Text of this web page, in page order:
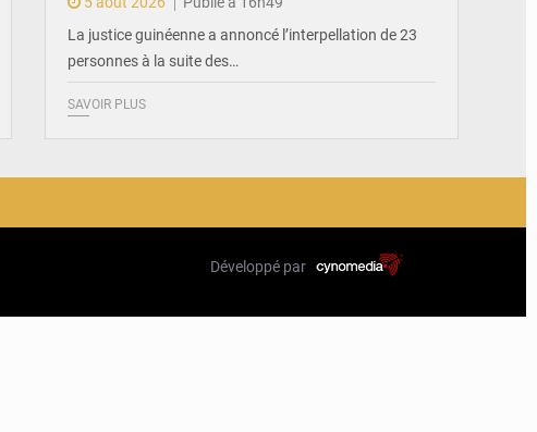
La justice guinéenne a annoncé l’interpellation de 23
personnes à la suite des…
SAVOIR PLUS
Développé par